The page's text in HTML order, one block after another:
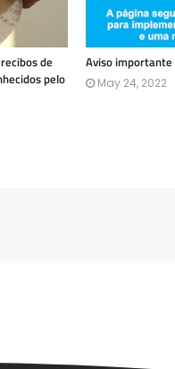
de
pelo
Aviso importante
May 24, 2022